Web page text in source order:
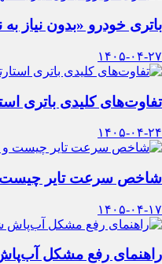
باتری خودرو «بدون نیاز
۱۴۰۵-۰۴-۲۷
تفاوت‌های کلیدی باتری
۱۴۰۵-۰۴-۲۴
شاخص سرعت تایر چیست و
۱۴۰۵-۰۴-۱۷
راهنمای رفع مشکل